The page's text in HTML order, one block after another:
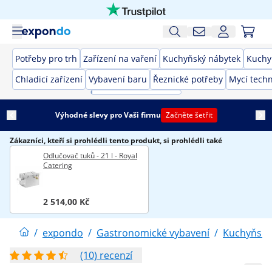
Potřeby pro trh Zařízení na vaření Kuchyňský nábytek
Chladicí zařízení Vybavení baru Řeznické potřeby Mycí
Výhodné slevy pro Vaši firmu Začněte šetřit
Zákazníci, kteří si prohlédli tento produkt, si prohlédli také
Odlučovač tuků - 21 l - Royal
Catering
2 514,00 Kč
/ expondo / Gastronomické vybavení /
(10) recenzí